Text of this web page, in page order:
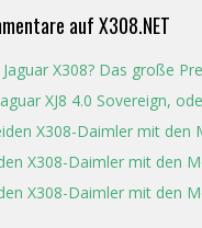
auf X308.NET
X308? Das große
XJ8 4.0 Sovereign,
X308-Daimler mit den
X308-Daimler mit den
X308-Daimler mit den